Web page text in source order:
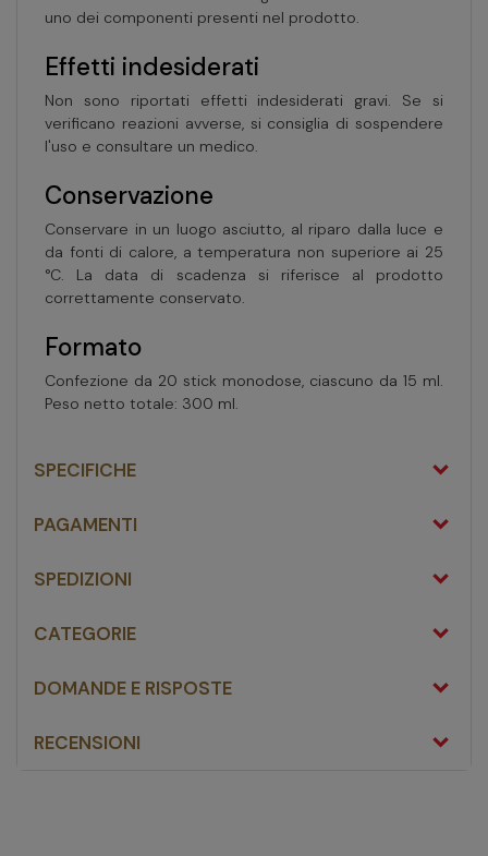
uno dei componenti presenti nel prodotto.
Effetti indesiderati
Non sono riportati effetti indesiderati gravi. Se si
verificano reazioni avverse, si consiglia di sospendere
l'uso e consultare un medico.
Conservazione
Conservare in un luogo asciutto, al riparo dalla luce e
da fonti di calore, a temperatura non superiore ai 25
°C. La data di scadenza si riferisce al prodotto
correttamente conservato.
Formato
Confezione da 20 stick monodose, ciascuno da 15 ml.
Peso netto totale: 300 ml.
SPECIFICHE
PAGAMENTI
SPEDIZIONI
CATEGORIE
DOMANDE E RISPOSTE
RECENSIONI